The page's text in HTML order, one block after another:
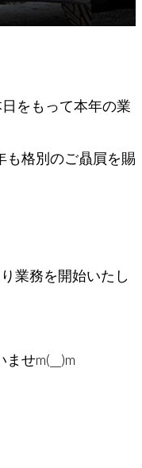
をもって本年の業
も格別のご贔屓を賜
業務を開始いたし
せm(__)m